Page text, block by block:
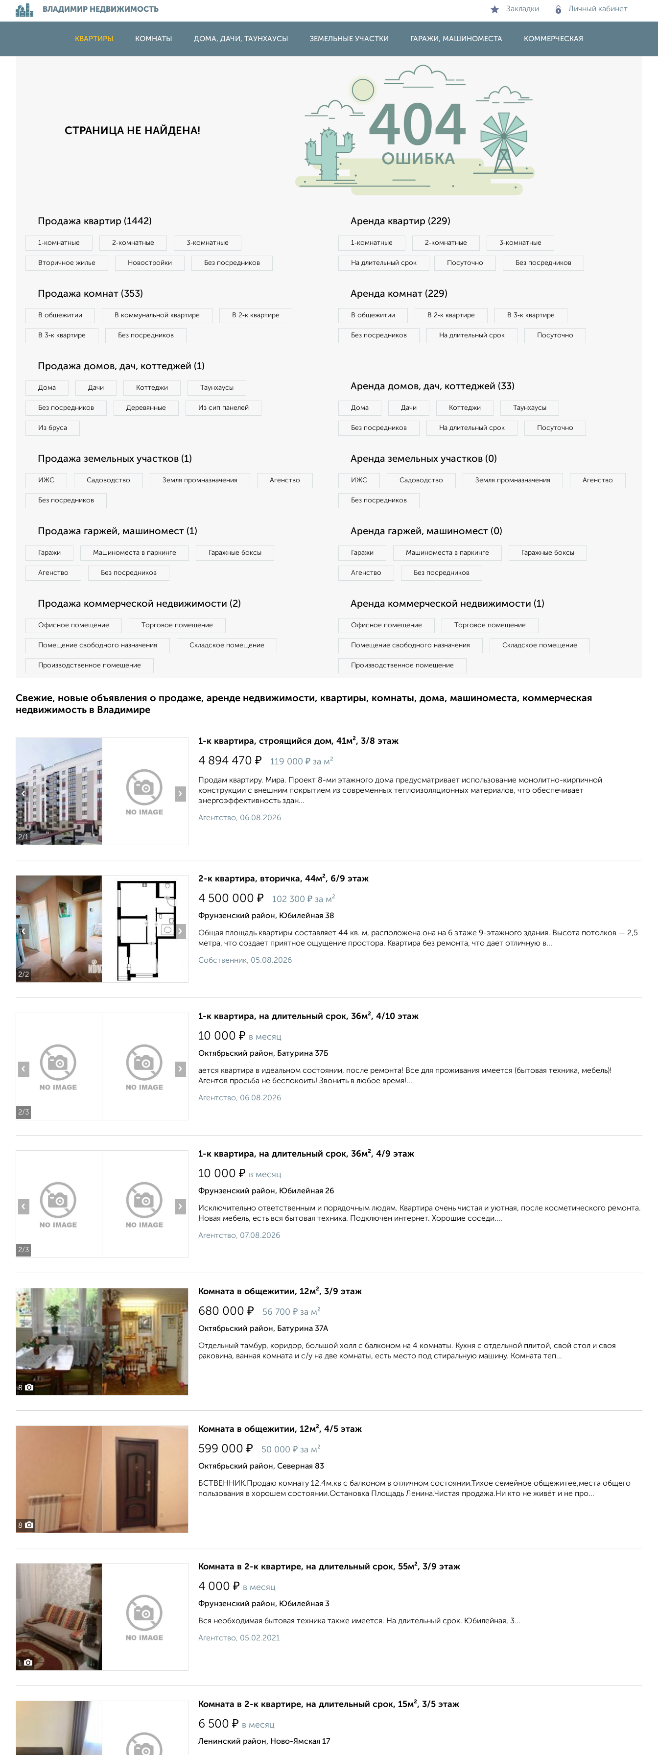
ВЛАДИМИР НЕДВИЖИМОСТЬ Закладки Личный кабинет
КВАРТИРЫ КОМНАТЫ ДОМА, ДАЧИ, ТАУНХАУСЫ ЗЕМЕЛЬНЫЕ УЧАСТКИ ГАРАЖИ, МАШИНОМЕСТА КОММЕРЧЕСКАЯ
СТРАНИЦА НЕ НАЙДЕНА!
Продажа квартир (1442)
1‑комнатные 2‑комнатные 3‑комнатные
Вторичное жилье Новостройки Без посредников
Аренда квартир (229)
1‑комнатные 2‑комнатные 3‑комнатные
На длительный срок Посуточно Без посредников
Продажа комнат (353)
В общежитии В коммунальной квартире В 2‑к квартире
В 3‑к квартире Без посредников
Аренда комнат (229)
В общежитии В 2‑к квартире В 3‑к квартире
Без посредников На длительный срок Посуточно
Продажа домов, дач, коттеджей (1)
Дома Дачи Коттеджи Таунхаусы
Без посредников Деревянные Из сип панелей
Из бруса
Аренда домов, дач, коттеджей (33)
Дома Дачи Коттеджи Таунхаусы
Без посредников На длительный срок Посуточно
Продажа земельных участков (1)
ИЖС Садоводство Земля промназначения Агенство
Без посредников
Аренда земельных участков (0)
ИЖС Садоводство Земля промназначения Агенство
Без посредников
Продажа гаржей, машиномест (1)
Гаражи Машиноместа в паркинге Гаражные боксы
Агенство Без посредников
Аренда гаржей, машиномест (0)
Гаражи Машиноместа в паркинге Гаражные боксы
Агенство Без посредников
Продажа коммерческой недвижимости (2)
Офисное помещение Торговое помещение
Помещение свободного назначения Складское помещение
Производственное помещение
Аренда коммерческой недвижимости (1)
Офисное помещение Торговое помещение
Помещение свободного назначения Складское помещение
Производственное помещение
Свежие, новые объявления о продаже, аренде недвижимости, квартиры, комнаты, дома, машиноместа, коммерческая
недвижимость в Владимире
2/1
‹ ›
1-к квартира, строящийся дом, 41м², 3/8 этаж
4 894 470 ₽ 119 000 ₽ за м²
Продам квартиру. Мира. Проект 8-ми этажного дома предусматривает использование монолитно-кирпичной
конструкции с внешним покрытием из современных теплоизоляционных материалов, что обеспечивает
энергоэффективность здан...
Агентство, 06.08.2026
2/2
‹ ›
2-к квартира, вторичка, 44м², 6/9 этаж
4 500 000 ₽ 102 300 ₽ за м²
Фрунзенский район, Юбилейная 38
Общая площадь квартиры составляет 44 кв. м, расположена она на 6 этаже 9-этажного здания. Высота потолков — 2,5
метра, что создает приятное ощущение простора. Квартира без ремонта, что дает отличную в...
Собственник, 05.08.2026
2/3
‹ ›
1-к квартира, на длительный срок, 36м², 4/10 этаж
10 000 ₽ в месяц
Октябрьский район, Батурина 37Б
ается квартира в идеальном состоянии, после ремонта! Все для проживания имеется (бытовая техника, мебель)!
Агентов просьба не беспокоить! Звонить в любое время!...
Агентство, 06.08.2026
2/3
‹ ›
1-к квартира, на длительный срок, 36м², 4/9 этаж
10 000 ₽ в месяц
Фрунзенский район, Юбилейная 26
Исключительно ответственным и порядочным людям. Квартира очень чистая и уютная, после косметического ремонта.
Новая мебель, есть вся бытовая техника. Подключен интернет. Хорошие соседи....
Агентство, 07.08.2026
8
Комната в общежитии, 12м², 3/9 этаж
680 000 ₽ 56 700 ₽ за м²
Октябрьский район, Батурина 37А
Отдельный тамбур, коридор, большой холл с балконом на 4 комнаты. Кухня с отдельной плитой, свой стол и своя
раковина, ванная комната и с/у на две комнаты, есть место под стиральную машину. Комната теп...
8
Комната в общежитии, 12м², 4/5 этаж
599 000 ₽ 50 000 ₽ за м²
Октябрьский район, Северная 83
БСТВЕННИК.Продаю комнату 12.4м.кв с балконом в отличном состоянии.Тихое семейное общежитее,места общего
пользования в хорошем состоянии.Остановка Площадь Ленина.Чистая продажа.Ни кто не живёт и не про...
1
Комната в 2-к квартире, на длительный срок, 55м², 3/9 этаж
4 000 ₽ в месяц
Фрунзенский район, Юбилейная 3
Вся необходимая бытовая техника также имеется. На длительный срок. Юбилейная, 3...
Агентство, 05.02.2021
Комната в 2-к квартире, на длительный срок, 15м², 3/5 этаж
6 500 ₽ в месяц
Ленинский район, Ново-Ямская 17